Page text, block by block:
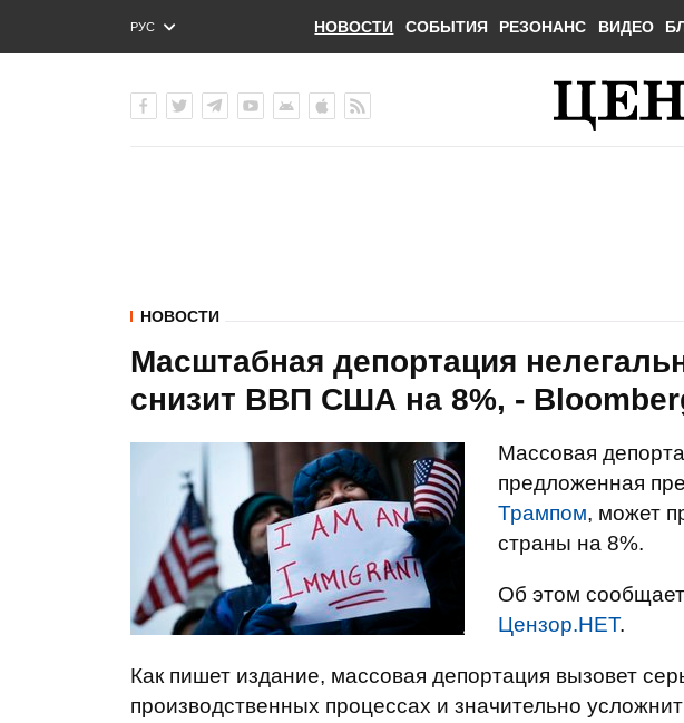
РУС
ENG
НОВОСТИ СОБЫТИЯ РЕЗОНАНС ВИДЕО
НОВОСТИ
Масштабная депортация
снизит ВВП США на 8%, -
Массовая
предложенная
Трампом, может
страны на 8%.
Об этом сообщает
Цензор.НЕТ.
Как пишет издание, массовая депортация вызовет
производственных процессах и значительно